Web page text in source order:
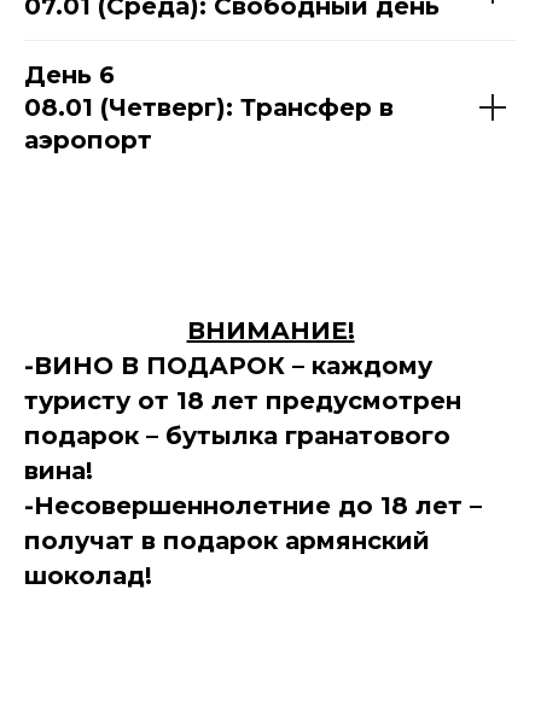
07.01 (Среда): Свободный день
День 6
08.01 (Четверг): Трансфер в
аэропорт
ВНИМАНИЕ!
-ВИНО В ПОДАРОК – каждому
туристу от 18 лет предусмотрен
подарок – бутылка гранатового
вина!
-Несовершеннолетние до 18 лет –
получат в подарок армянский
шоколад!